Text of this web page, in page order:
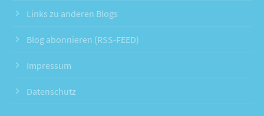
Links zu anderen Blogs
Blog abonnieren (RSS-FEED)
Impressum
Datenschutz